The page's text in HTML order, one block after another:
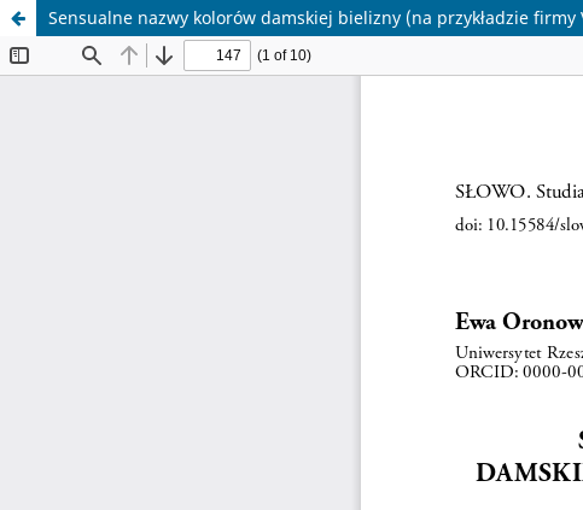
Sensualne nazwy kolorów damskiej bielizny (na przykładzie firmy